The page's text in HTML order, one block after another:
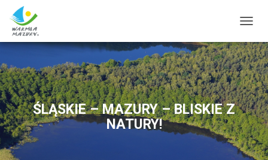
O
G
G
L
E
N
A
V
I
G
A
ŚLĄSKIE – MAZURY – BLISKIE Z
NATURY!